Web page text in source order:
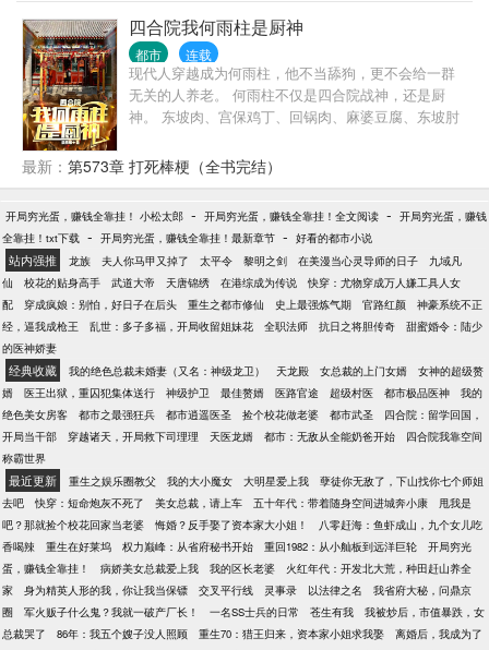
户全部送进去？ 汽车修理店当学徒，你改装拖拉机去
秋名山飙车，秒杀一众豪华跑车？ 众网友:本以为开局
是巅峰，没想到小丑竟是我自己
四合院我何雨柱是厨神
都市 连载
现代人穿越成为何雨柱，他不当舔狗，更不会给一群
无关的人养老。 何雨柱不仅是四合院战神，还是厨
神。 东坡肉、宫保鸡丁、回锅肉、麻婆豆腐、东坡肘
最新： 第573章 打死棒梗（全书完结）
开局穷光蛋，赚钱全靠挂！ 小松太郎 - 开局穷光蛋，赚钱全靠挂！全文阅读 - 开局穷光蛋，赚钱
全靠挂！txt下载 - 开局穷光蛋，赚钱全靠挂！最新章节 - 好看的都市小说
站内强推 龙族 夫人你马甲又掉了 太平令 黎明之剑 在美漫当心灵导师的日子
九域凡
仙
校花的贴身高手 武道大帝 天唐锦绣 在港综成为传说
快穿：尤物穿成万人嫌工具人女
配
穿成疯娘：别怕，好日子在后头 重生之都市修仙 史上最强炼气期 官路红颜
神豪系统不正
经，逼我成枪王
乱世：多子多福，开局收留姐妹花 全职法师 抗日之将胆传奇
甜蜜婚令：陆少
的医神娇妻
经典收藏 我的绝色总裁未婚妻（又名：神级龙卫） 天龙殿 女总裁的上门女婿
女神的超级赘
婿
医王出狱，重囚犯集体送行 神级护卫 最佳赘婿 医路官途 超级村医 都市极品医神
我的
绝色美女房客
都市之最强狂兵 都市逍遥医圣 捡个校花做老婆 都市武圣
四合院：留学回国，
开局当干部
穿越诸天，开局救下司理理 天医龙婿 都市：无敌从全能奶爸开始
四合院我靠空间
称霸世界
最近更新 重生之娱乐圈教父 我的大小魔女 大明星爱上我
孽徒你无敌了，下山找你七个师姐
去吧
快穿：短命炮灰不死了 美女总裁，请上车 五十年代：带着随身空间进城奔小康
甩我是
吧？那就捡个校花回家当老婆
悔婚？反手娶了资本家大小姐！
八零赶海：鱼虾成山，九个女儿吃
香喝辣
重生在好莱坞 权力巅峰：从省府秘书开始 重回1982：从小舢板到远洋巨轮
开局穷光
蛋，赚钱全靠挂！
病娇美女总裁爱上我 我的区长老婆
火红年代：开发北大荒，种田赶山养全
家
身为精英人形的我，你让我当保镖 交叉平行线 灵事录 以法律之名
我省府大秘，问鼎京
圈
军火贩子什么鬼？我就一破产厂长！ 一名SS士兵的日常 苍生有我
我被炒后，市值暴跌，女
总裁哭了
86年：我五个嫂子没人照顾 重生70：猎王归来，资本家小姐求我娶
离婚后，我成为了